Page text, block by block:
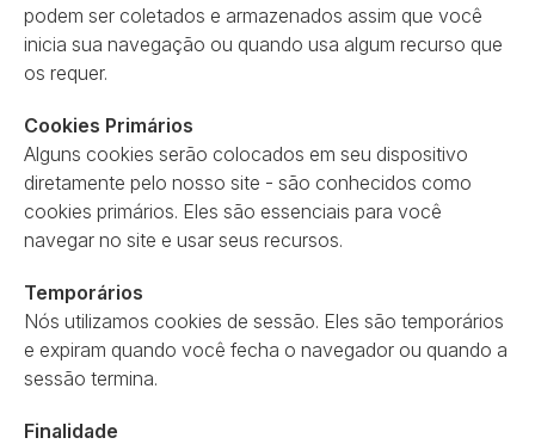
podem ser coletados e armazenados assim que você
inicia sua navegação ou quando usa algum recurso que
os requer.
Cookies Primários
Alguns cookies serão colocados em seu dispositivo
diretamente pelo nosso site - são conhecidos como
cookies primários. Eles são essenciais para você
navegar no site e usar seus recursos.
Temporários
Nós utilizamos cookies de sessão. Eles são temporários
e expiram quando você fecha o navegador ou quando a
sessão termina.
Finalidade